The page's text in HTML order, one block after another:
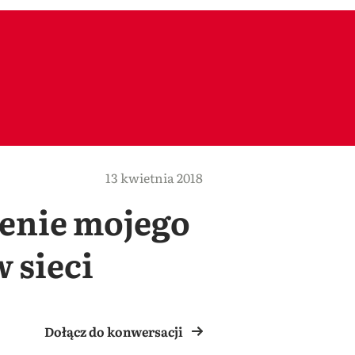
13 kwietnia 2018
mojego
sieci
Dołącz do konwersacji